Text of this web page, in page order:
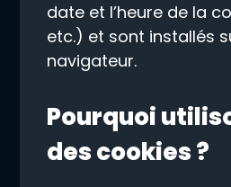
date et l’heure de la
etc.) et sont installés
navigateur.
Pourquoi
des cookies ?